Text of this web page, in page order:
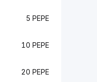
5 PEPE
10 PEPE
20 PEPE